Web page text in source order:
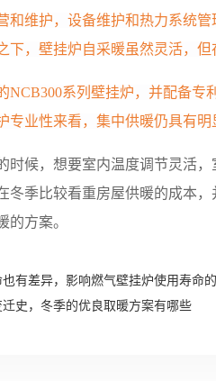
和维护，设备维护和热力系统
，壁挂炉自采暖虽然灵活，但
NCB300系列壁挂炉，并配备
专业性来看，集中供暖仍具有明
时候，想要室内温度调节灵活
冬季比较看重房屋供暖的成本
的方案。
有差异，影响燃气壁挂炉使用寿命
史，冬季的优良取暖方案有哪些